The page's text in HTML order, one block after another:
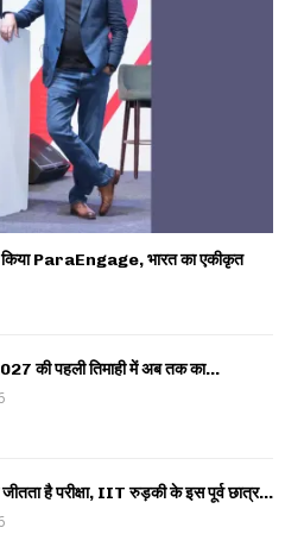
ParaEngage, भारत का एकीकृत
की पहली तिमाही में अब तक का...
जीतता है परीक्षा, IIT रुड़की के इस पूर्व छात्र...